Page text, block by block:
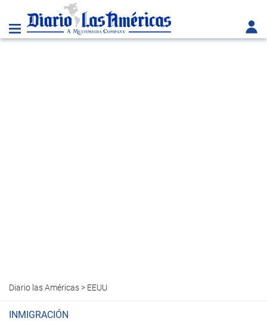
Diario las Américas> EEUU
INMIGRACIÓN